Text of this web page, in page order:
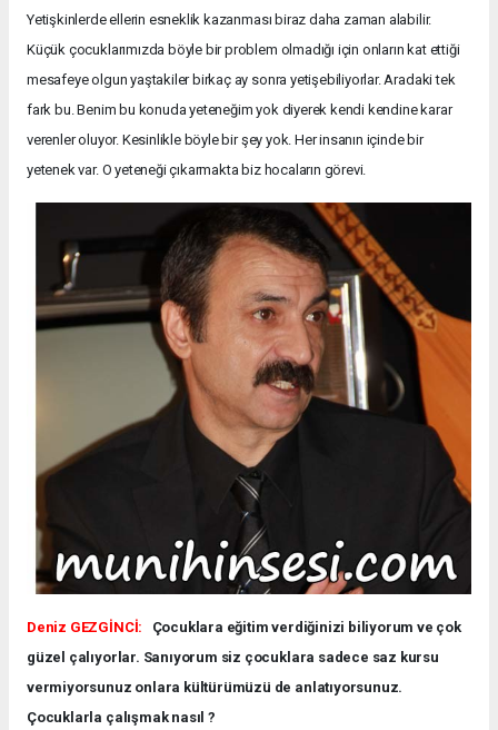
Yetişkinlerde ellerin esneklik kazanması biraz daha zaman alabilir.
Küçük çocuklarımızda böyle bir problem olmadığı için onların kat ettiği
mesafeye olgun yaştakiler birkaç ay sonra yetişebiliyorlar. Aradaki tek
fark bu. Benim bu konuda yeteneğim yok diyerek kendi kendine karar
verenler oluyor. Kesinlikle böyle bir şey yok. Her insanın içinde bir
yetenek var. O yeteneği çıkarmakta biz hocaların görevi.
Deniz GEZGİNCİ:
Çocuklara eğitim verdiğinizi biliyorum ve çok
güzel çalıyorlar. Sanıyorum siz çocuklara sadece saz kursu
vermiyorsunuz onlara kültürümüzü de anlatıyorsunuz.
Çocuklarla çalışmak nasıl ?